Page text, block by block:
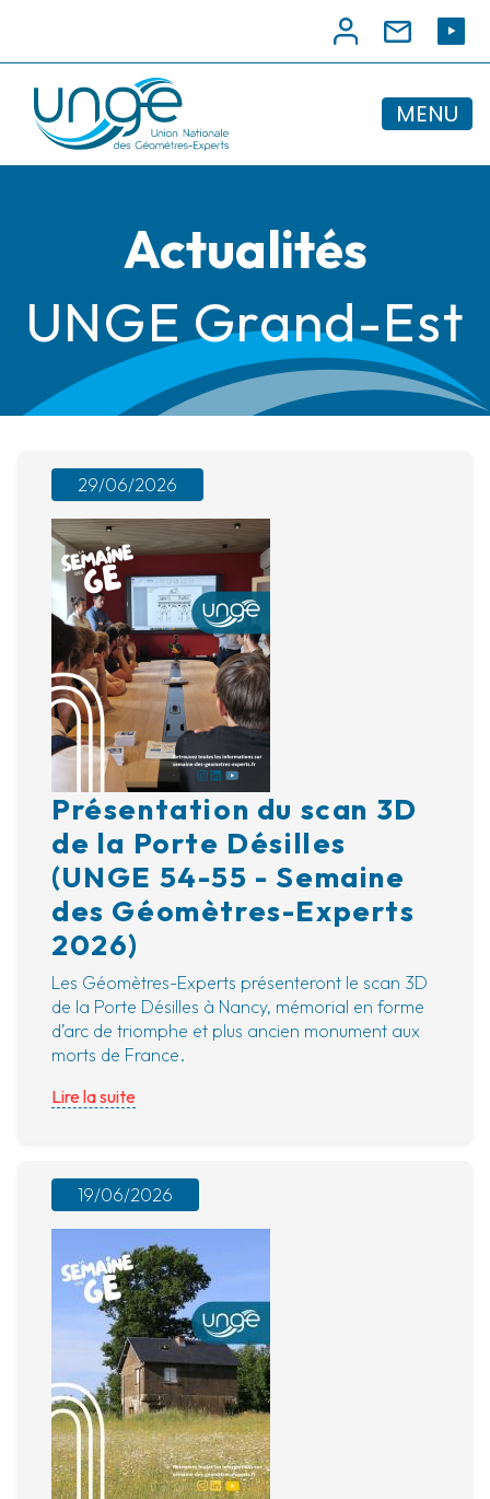
MENU
Actualités
UNGE Grand-Est
29/06/2026
Présentation du scan 3D
de la Porte Désilles
(UNGE 54-55 - Semaine
des Géomètres-Experts
2026)
Les Géomètres-Experts présenteront le scan 3D
de la Porte Désilles à Nancy, mémorial en forme
d’arc de triomphe et plus ancien monument aux
morts de France.
Lire la suite
19/06/2026